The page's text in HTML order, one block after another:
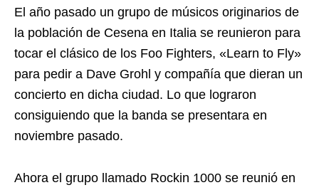
El año pasado un grupo de músicos originarios de
la población de Cesena en Italia se reunieron para
tocar el clásico de los Foo Fighters, «Learn to Fly»
para pedir a Dave Grohl y compañía que dieran un
concierto en dicha ciudad. Lo que lograron
consiguiendo que la banda se presentara en
noviembre pasado.
Ahora el grupo llamado Rockin 1000 se reunió en